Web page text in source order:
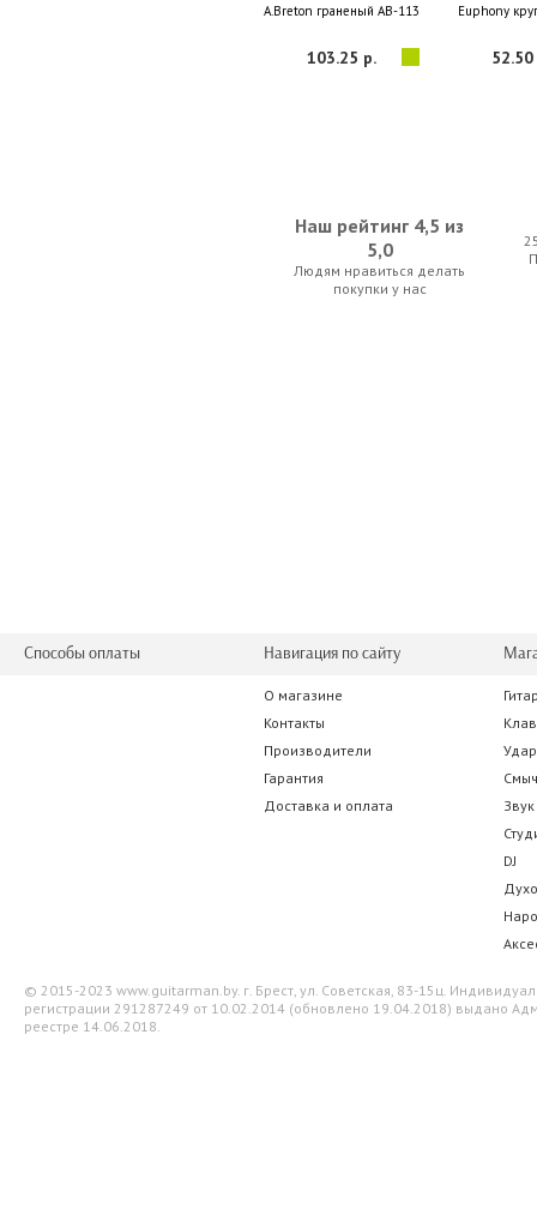
A.Breton граненый AB-113 1/2
103.25 р.
Euphony
52.50
Adams EMT-888 Cherub
Наш рейтинг 4,5 из
5,0
Людям нравиться делать
покупки у нас
Способы оплаты Навигация по сайту
О магазине
Контакты
Производители
Гарантия
Доставка и оплата
Звук
DJ
© 2015-2023 www.guitarman.by. г. Брест, ул. Советская, 83-15ц.
регистрации 291287249 от 10.02.2014 (обновлено 19.04.2018) выдано
реестре 14.06.2018.